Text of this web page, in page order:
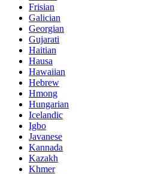
Frisian
Galician
Georgian
Gujarati
Haitian
Hausa
Hawaiian
Hebrew
Hmong
Hungarian
Icelandic
Igbo
Javanese
Kannada
Kazakh
Khmer